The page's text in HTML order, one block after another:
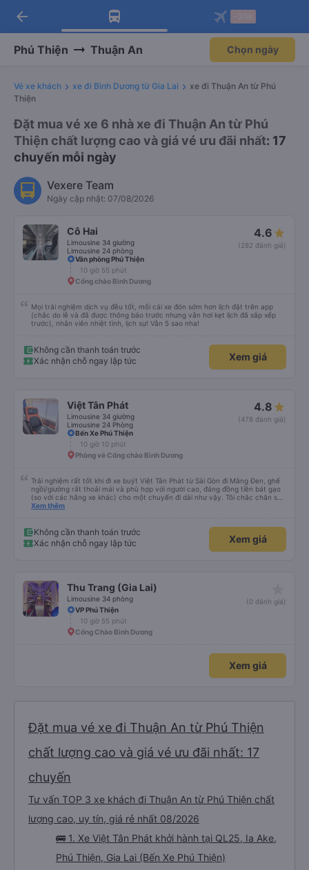
Tải app Vexere ngay!
Nhận ưu đãi thành viên độc
Mở app
Tải app Vexere
-30k/ghế khi đặt vé máy bay qua
Mở app
arrow_back
Phú Thiện Thuận An Chọn ngày
Vé xe khách xe đi Bình Dương từ Gia Lai
xe đi Thuận An từ Phú
Thiện
Đặt mua vé xe 6 nhà xe đi Thuận An từ Phú
Thiện chất lượng cao và giá vé ưu đãi nhất: 17
chuyến mỗi ngày
Vexere Team
Ngày cập nhật: 07/08/2026
Cô Hai
Limousine 34 giường
Limousine 24 phòng
4.6
(282 đánh giá)
Văn phòng Phú Thiện
10 giờ 55 phút
Cổng chào Bình Dương
Mọi trải nghiệm dịch vụ đều tốt, mỗi cái xe đón sớm hơn lịch đặt trên app
(chắc do lễ và đã được thông báo trước nhưng vẫn hơi kẹt lịch đã sắp xếp
trước), nhân viên nhiệt tình, lịch sự! Vẫn 5 sao nha!
Không cần thanh toán trước
Xác nhận chỗ ngay lập tức
Xem giá
Việt Tân Phát
Limousine 34 giường
Limousine 24 Phòng
4.8
(478 đánh giá)
Bến Xe Phú Thiện
10 giờ 10 phút
Phòng vé Cổng chào Bình Dương
Trải nghiệm rất tốt khi đi xe buýt Việt Tân Phát từ Sài Gòn đi Măng Đen, ghế
ngồi/giường rất thoải mái và phù hợp với người cao, đáng đồng tiền bát gạo
(so với các hãng xe khác) cho một chuyến đi dài như vậy. Tôi chắc chắn sẽ
sử dụng lại sau.
Xem thêm
Không cần thanh toán trước
Xác nhận chỗ ngay lập tức
Xem giá
Thu Trang (Gia Lai)
Limousine 34 phòng
(0 đánh giá)
VP Phú Thiện
10 giờ 55 phút
Cổng Chào Bình Dương
Xem giá
Đặt mua vé xe đi Thuận An từ Phú Thiện
chất lượng cao và giá vé ưu đãi nhất: 17
chuyến
Tư vấn TOP 3 xe khách đi Thuận An từ Phú Thiện chất
lượng cao, uy tín, giá rẻ nhất 08/2026
🚌 1. Xe Việt Tân Phát khởi hành tại QL25, Ia Ake,
Phú Thiện, Gia Lai (Bến Xe Phú Thiện)